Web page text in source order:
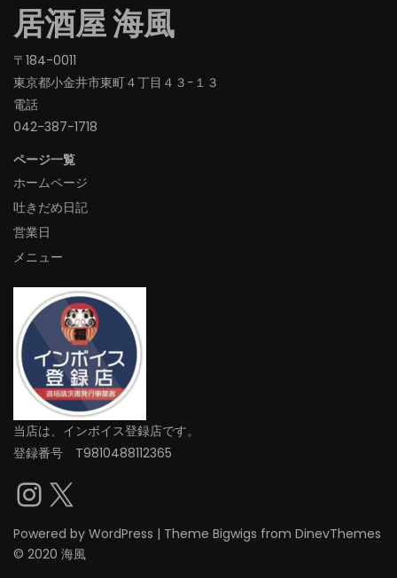
居酒屋 海風
〒184-0011
東京都小金井市東町４丁目４３−１３
電話
042-387-1718‬
ページ一覧
ホームページ
吐きだめ日記
営業日
メニュー
当店は、インボイス登録店です。
登録番号 T9810488112365
Instagram
X
Powered by WordPress | Theme Bigwigs from DinevThemes
© 2020 海風